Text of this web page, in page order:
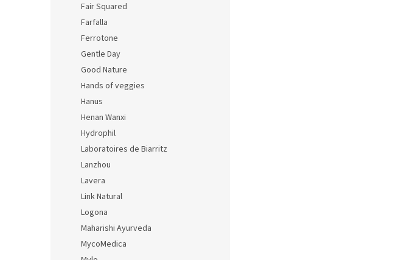
Fair Squared
Farfalla
Ferrotone
Gentle Day
Good Nature
Hands of veggies
Hanus
Henan Wanxi
Hydrophil
Laboratoires de Biarritz
Lanzhou
Lavera
Link Natural
Logona
Maharishi Ayurveda
MycoMedica